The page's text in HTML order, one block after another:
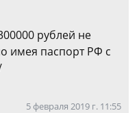
рублей не
имея паспорт РФ с
5 февраля 2019 г. 11:55